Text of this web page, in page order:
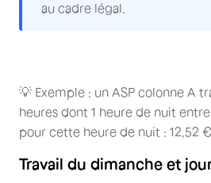
au cadre légal.
💡 Exemple : un ASP colonne A
heures dont 1 heure de nuit
pour cette heure de nuit : 12,52
Travail du dimanche et